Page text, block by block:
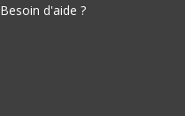
Besoin d'aide ?